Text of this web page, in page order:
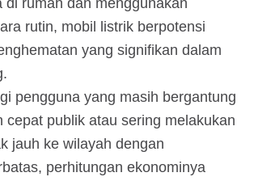
rutin, mobil listrik berpotensi
yang signifikan dalam
pengguna yang masih bergantung
cepat publik atau sering melakukan
jauh ke wilayah dengan
perhitungan ekonominya